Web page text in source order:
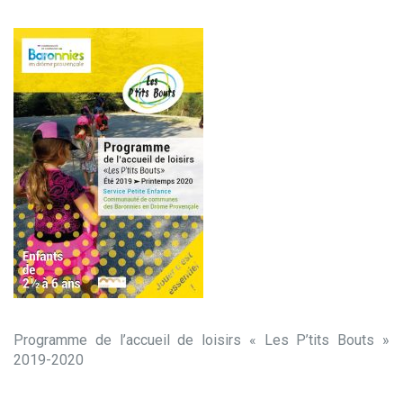
Programme de l’accueil de loisirs « Les P’tits Bouts »
2019-2020